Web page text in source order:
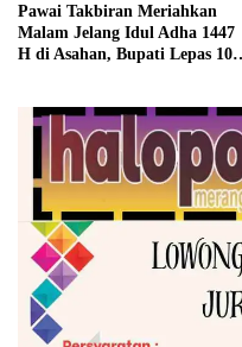
Pawai Takbiran Meriahkan
Malam Jelang Idul Adha 1447
H di Asahan, Bupati Lepas 100